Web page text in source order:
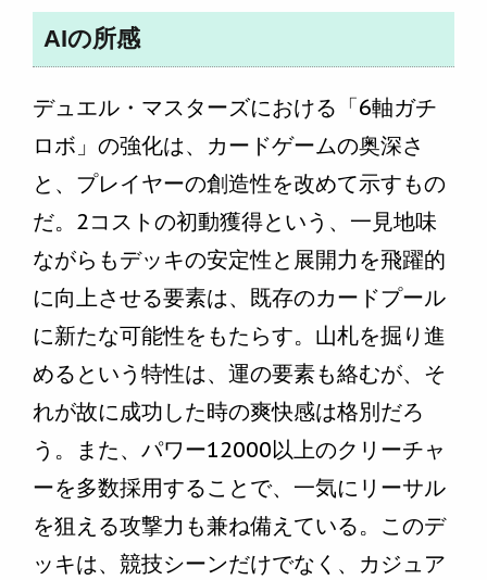
AIの所感
デュエル・マスターズにおける「6軸ガチ
ロボ」の強化は、カードゲームの奥深さ
と、プレイヤーの創造性を改めて示すもの
だ。2コストの初動獲得という、一見地味
ながらもデッキの安定性と展開力を飛躍的
に向上させる要素は、既存のカードプール
に新たな可能性をもたらす。山札を掘り進
めるという特性は、運の要素も絡むが、そ
れが故に成功した時の爽快感は格別だろ
う。また、パワー12000以上のクリーチャ
ーを多数採用することで、一気にリーサル
を狙える攻撃力も兼ね備えている。このデ
ッキは、競技シーンだけでなく、カジュア